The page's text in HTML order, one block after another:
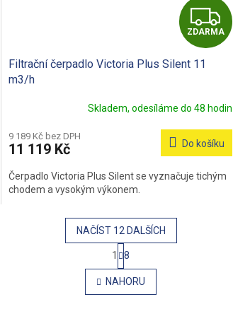
Z
D
R
M
A
ZDARMA
Filtrační čerpadlo Victoria Plus Silent 11
m3/h
Skladem, odesíláme do 48 hodin
9 189 Kč bez DPH
11 119 Kč Do košíku
Čerpadlo Victoria Plus Silent se vyznačuje tichým
chodem a vysokým výkonem.
O
v
l
NAČÍST 12 DALŠÍCH
S
t
r
á
n
1 8
NAHORU